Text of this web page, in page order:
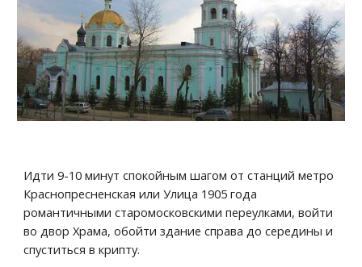
Идти 9-10 минут спокойным шагом от станций метро
Краснопресненская или Улица 1905 года
романтичными старомосковскими переулками, войти
во двор Храма, обойти здание справа до середины и
спуститься в крипту.